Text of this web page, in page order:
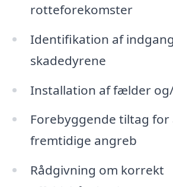
rotteforekomster
Identifikation af
skadedyrene
Installation af fælder
Forebyggende tiltag for
fremtidige angreb
Rådgivning om korrekt